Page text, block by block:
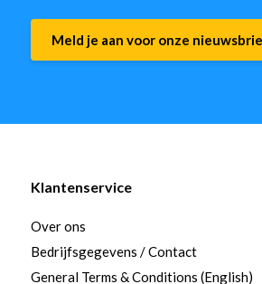
Meld je aan voor onze
Klantenservice
Over ons
Bedrijfsgegevens / Contact
General Terms & Conditions (English)